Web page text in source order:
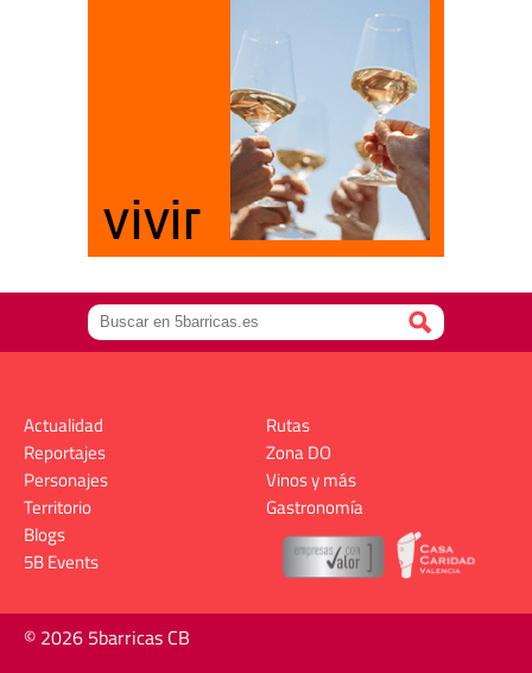
Actualidad
Reportajes
Personajes
Territorio
Rutas
Zona DO
Vinos y más
Gastronomía
Blogs
5B Events
© 2026 5barricas CB